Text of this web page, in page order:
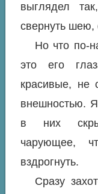
выглядел
свернуть шею,
Но что по-
это его
красивые, не
внешностью.
в них
чарующее,
вздрогнуть.
Сразу